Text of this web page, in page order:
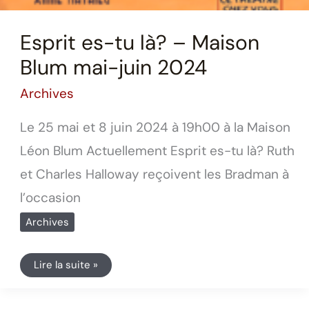
Esprit es-tu là? – Maison
Blum mai-juin 2024
Archives
Le 25 mai et 8 juin 2024 à 19h00 à la Maison
Léon Blum Actuellement Esprit es-tu là? Ruth
et Charles Halloway reçoivent les Bradman à
l’occasion
Archives
Lire la suite »